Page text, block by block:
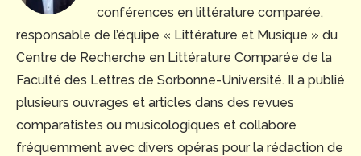
conférences en littérature comparée,
responsable de l’équipe « Littérature et Musique » du
Centre de Recherche en Littérature Comparée de la
Faculté des Lettres de Sorbonne-Université. Il a publié
plusieurs ouvrages et articles dans des revues
comparatistes ou musicologiques et collabore
fréquemment avec divers opéras pour la rédaction de